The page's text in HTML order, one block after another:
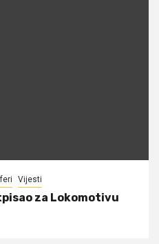
Vijesti
za Lokomotivu